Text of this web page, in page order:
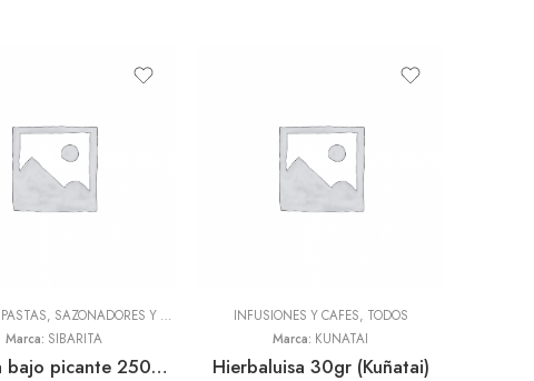
ADEREZOS, PASTAS, SAZONADORES Y CONDIMENTOS ,TODOS
Marca: SIBARITA
Panquita bajo picante 250gr (Sibarita)
INFUSIONES Y CAFES, TODOS
Marca: KUÑATAI
Hierbaluisa 30gr (Kuñatai)